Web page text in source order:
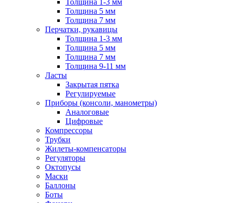
Толщина 1-3 мм
Толщина 5 мм
Толщина 7 мм
Перчатки, рукавицы
Толщина 1-3 мм
Толщина 5 мм
Толщина 7 мм
Толщина 9-11 мм
Ласты
Закрытая пятка
Регулируемые
Приборы (консоли, манометры)
Аналоговые
Цифровые
Компрессоры
Трубки
Жилеты-компенсаторы
Регуляторы
Октопусы
Маски
Баллоны
Боты